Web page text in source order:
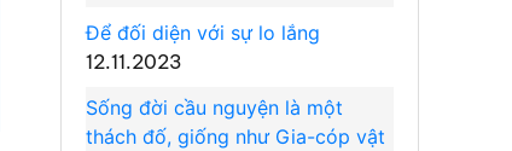
Để đối diện với sự lo lắng
12.11.2023
Sống đời cầu nguyện là một
thách đố, giống như Gia-cóp vật